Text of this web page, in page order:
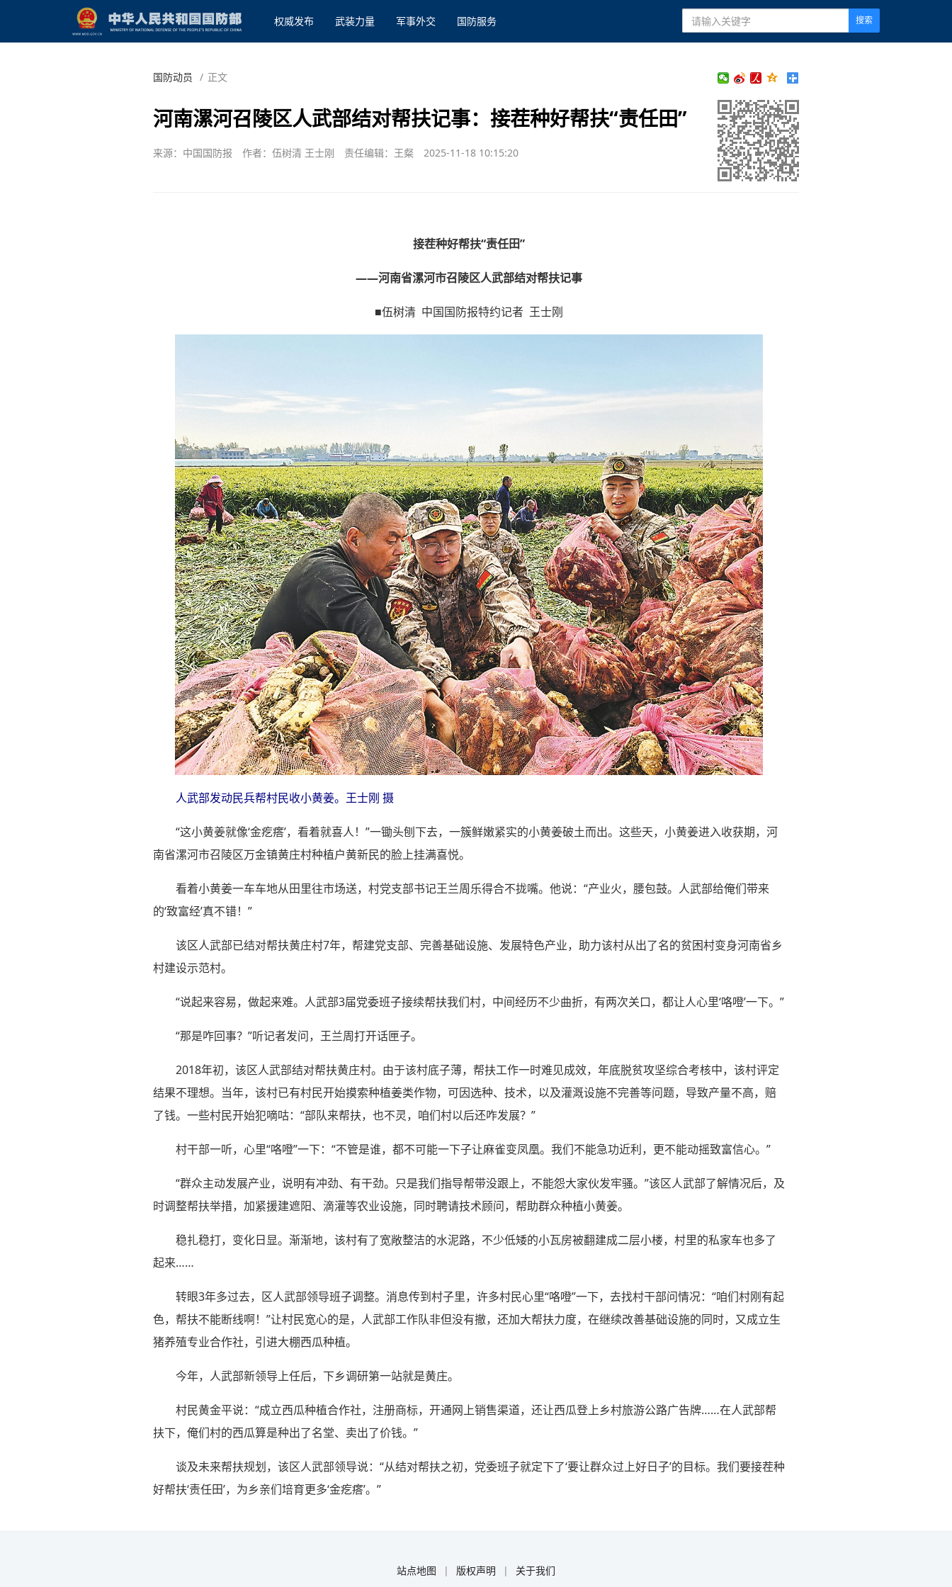
权威发布 武装力量 军事外交 国防服务 搜索
国防动员 / 正文
河南漯河召陵区人武部结对帮扶记事：接茬种好帮扶“责任田”
来源：中国国防报 作者：伍树清 王士刚 责任编辑：王粲 2025-11-18 10:15:20
接茬种好帮扶“责任田”
——河南省漯河市召陵区人武部结对帮扶记事
■伍树清 中国国防报特约记者 王士刚
人武部发动民兵帮村民收小黄姜。王士刚 摄
“这小黄姜就像‘金疙瘩’，看着就喜人！”一锄头刨下去，一簇鲜嫩紧实的小黄姜破土而出。这些天，小黄姜进入收获期，河
南省漯河市召陵区万金镇黄庄村种植户黄新民的脸上挂满喜悦。
看着小黄姜一车车地从田里往市场送，村党支部书记王兰周乐得合不拢嘴。他说：“产业火，腰包鼓。人武部给俺们带来
的‘致富经’真不错！”
该区人武部已结对帮扶黄庄村7年，帮建党支部、完善基础设施、发展特色产业，助力该村从出了名的贫困村变身河南省乡
村建设示范村。
“说起来容易，做起来难。人武部3届党委班子接续帮扶我们村，中间经历不少曲折，有两次关口，都让人心里‘咯噔’一下。”
“那是咋回事？”听记者发问，王兰周打开话匣子。
2018年初，该区人武部结对帮扶黄庄村。由于该村底子薄，帮扶工作一时难见成效，年底脱贫攻坚综合考核中，该村评定
结果不理想。当年，该村已有村民开始摸索种植姜类作物，可因选种、技术，以及灌溉设施不完善等问题，导致产量不高，赔
了钱。一些村民开始犯嘀咕：“部队来帮扶，也不灵，咱们村以后还咋发展？”
村干部一听，心里“咯噔”一下：“不管是谁，都不可能一下子让麻雀变凤凰。我们不能急功近利，更不能动摇致富信心。”
“群众主动发展产业，说明有冲劲、有干劲。只是我们指导帮带没跟上，不能怨大家伙发牢骚。”该区人武部了解情况后，及
时调整帮扶举措，加紧援建遮阳、滴灌等农业设施，同时聘请技术顾问，帮助群众种植小黄姜。
稳扎稳打，变化日显。渐渐地，该村有了宽敞整洁的水泥路，不少低矮的小瓦房被翻建成二层小楼，村里的私家车也多了
起来……
转眼3年多过去，区人武部领导班子调整。消息传到村子里，许多村民心里“咯噔”一下，去找村干部问情况：“咱们村刚有起
色，帮扶不能断线啊！”让村民宽心的是，人武部工作队非但没有撤，还加大帮扶力度，在继续改善基础设施的同时，又成立生
猪养殖专业合作社，引进大棚西瓜种植。
今年，人武部新领导上任后，下乡调研第一站就是黄庄。
村民黄金平说：“成立西瓜种植合作社，注册商标，开通网上销售渠道，还让西瓜登上乡村旅游公路广告牌……在人武部帮
扶下，俺们村的西瓜算是种出了名堂、卖出了价钱。”
谈及未来帮扶规划，该区人武部领导说：“从结对帮扶之初，党委班子就定下了‘要让群众过上好日子’的目标。我们要接茬种
好帮扶‘责任田’，为乡亲们培育更多‘金疙瘩’。”
站点地图 | 版权声明 | 关于我们